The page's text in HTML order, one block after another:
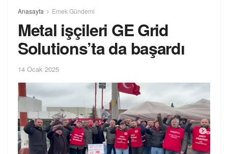
Anasayfa Emek Gündemi
Metal işçileri GE Grid
Solutions’ta da başardı
14 Ocak 2025